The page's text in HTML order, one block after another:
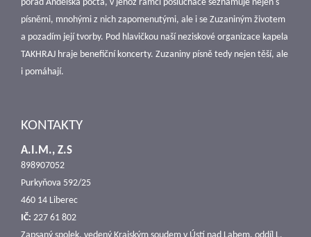
pořad Andělská počta, v jehož rámci posluchače seznamuje nejen s
písněmi, mnohými z nich zapomenutými, ale i se Zuzaniným životem
a pozadím její tvorby. Pod hlavičkou naší neziskové organizace kapela
TAKHRAJ hraje benefiční koncerty. Zuzaniny písně tedy nejen těší, ale
i pomáhají.
KONTAKTY
A.I.M., Z.S
898907052
Purkyňova 592/25
460 14 Liberec
IČ: 227 61 802